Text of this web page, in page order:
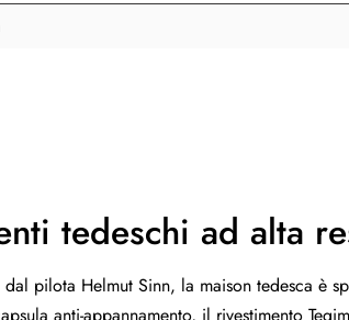
tedeschi ad alta
pilota Helmut Sinn, la maison tedesca è
anti-appannamento, il rivestimento